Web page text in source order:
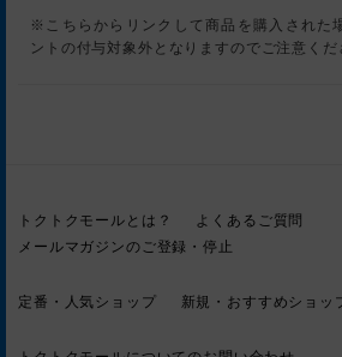
※こちらからリンクして商品を購入された
ントの付与対象外となりますのでご注意くだ
トクトクモールとは？
よくあるご質問
メールマガジンのご登録・停止
定番・人気ショップ 新規・おすすめショッ